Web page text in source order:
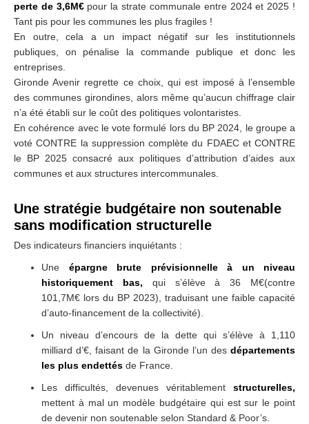
perte de 3,6M€pour la strate communale entre 2024 et 2025 !
Tant pis pour les communes les plus fragiles !
En outre, cela a un impact négatif sur les institutionnels
publiques, on pénalise la commande publique et donc les
entreprises.
Gironde Avenir regrette ce choix, qui est imposé à l’ensemble
des communes girondines, alors même qu’aucun chiffrage clair
n’a été établi sur le coût des politiques volontaristes.
En cohérence avec le vote formulé lors du BP 2024, le groupe a
voté CONTRE la suppression complète du FDAEC et CONTRE
le BP 2025 consacré aux politiques d’attribution d’aides aux
communes et aux structures intercommunales.
Une stratégie budgétaire non soutenable
sans modification structurelle
Des indicateurs financiers inquiétants :
Une
épargne brute prévisionnelle à un niveau
historiquement bas, qui s’élève à 36 M€(contre
101,7M€ lors du BP 2023), traduisant une faible capacité
d’auto-financement de la collectivité).
Un niveau d’encours de la dette qui s’élève à 1,110
milliard d’€, faisant de la Gironde l’un des départements
les plus endettés de France.
Les difficultés, devenues véritablement structurelles,
mettent à mal un modèle budgétaire qui estsur le point
de devenir non soutenable selon Standard & Poor’s.